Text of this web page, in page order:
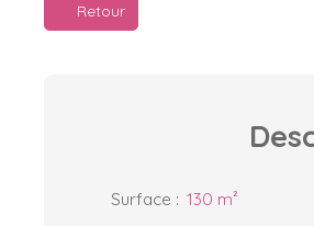
Retour
Surface : 130 m²